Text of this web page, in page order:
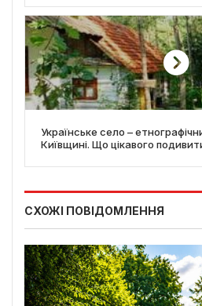
Українське село –
Київщині. Що цікавого
СХОЖІ ПОВІДОМЛЕННЯ